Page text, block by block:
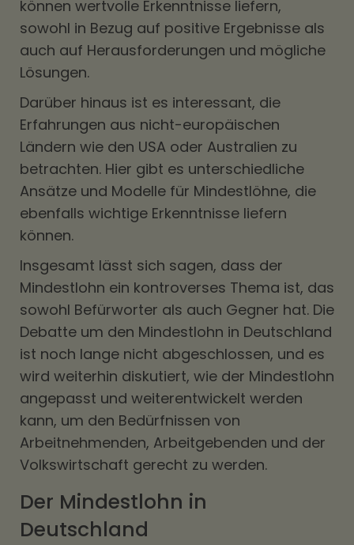
können wertvolle Erkenntnisse liefern,
sowohl in Bezug auf positive Ergebnisse als
auch auf Herausforderungen und mögliche
Lösungen.
Darüber hinaus ist es interessant, die
Erfahrungen aus nicht-europäischen
Ländern wie den USA oder Australien zu
betrachten. Hier gibt es unterschiedliche
Ansätze und Modelle für Mindestlöhne, die
ebenfalls wichtige Erkenntnisse liefern
können.
Insgesamt lässt sich sagen, dass der
Mindestlohn ein kontroverses Thema ist, das
sowohl Befürworter als auch Gegner hat. Die
Debatte um den Mindestlohn in Deutschland
ist noch lange nicht abgeschlossen, und es
wird weiterhin diskutiert, wie der Mindestlohn
angepasst und weiterentwickelt werden
kann, um den Bedürfnissen von
Arbeitnehmenden, Arbeitgebenden und der
Volkswirtschaft gerecht zu werden.
Der Mindestlohn in
Deutschland